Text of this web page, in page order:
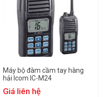
Máy bộ đàm cầm tay hàng
hải Icom IC-M24
Giá liên hệ